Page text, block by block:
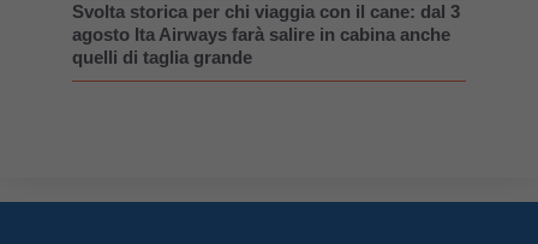
Svolta storica per chi viaggia con il cane: dal 3
agosto Ita Airways farà salire in cabina anche
quelli di taglia grande